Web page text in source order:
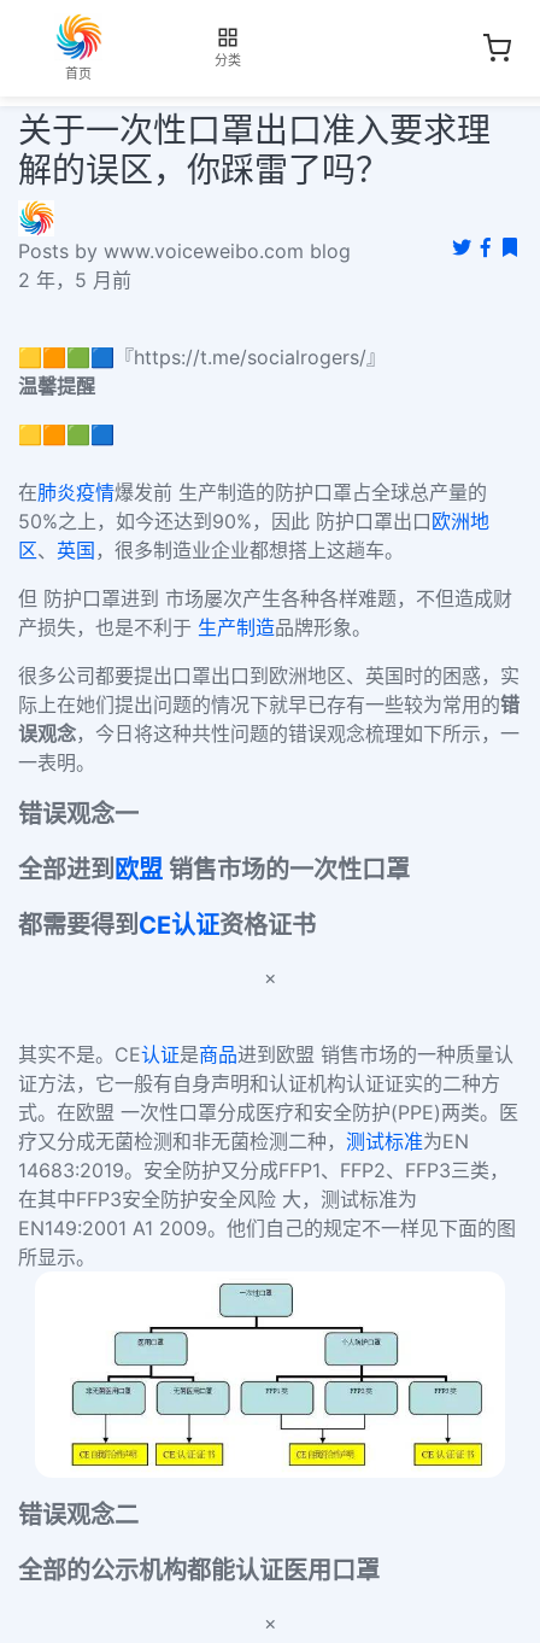
首页
分类
关于一次性口罩出口准入要求理
解的误区，你踩雷了吗？
Posts by www.voiceweibo.com blog
2 年，5 月前
🟨🟧🟩🟦『https://t.me/socialrogers/』
温馨提醒
🟨🟧🟩🟦
在肺炎疫情爆发前 生产制造的防护口罩占全球总产量的
50%之上，如今还达到90%，因此 防护口罩出口 欧洲地
区、 英国 ，很多制造业企业都想搭上这趟车。
但 防护口罩进到 市场屡次产生各种各样难题，不但造成财
产损失，也是不利于 生产制造品牌形象。
很多公司都要提出口罩出口到欧洲地区、英国时的困惑，实
际上在她们提出问题的情况下就早已存有一些较为常用的错
误观念，今日将这种共性问题的错误观念梳理如下所示，一
一表明。
错误观念一
全部进到 欧盟 销售市场的一次性口罩
都需要得到CE认证资格证书
×
其实不是。 CE认证是商品进到欧盟 销售市场的一种质量认
证方法，它一般有自身声明和认证机构认证证实的二种方
式。在欧盟 一次性口罩分成医疗和安全防护(PPE)两类。医
疗又分成无菌检测和非无菌检测二种， 测试标准为EN
14683:2019。安全防护又分成FFP1、FFP2、FFP3三类，
在其中FFP3安全防护安全风险 大，测试标准为
EN149:2001 A1 2009。他们自己的规定不一样见下面的图
所显示。
错误观念二
全部的公示机构都能认证医用口罩
×